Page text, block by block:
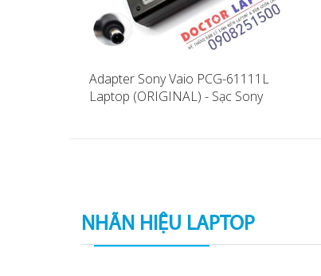
Adapter Sony Vaio PCG-61111L
Laptop (ORIGINAL) - Sạc Sony
NHÃN HIỆU LAPTOP